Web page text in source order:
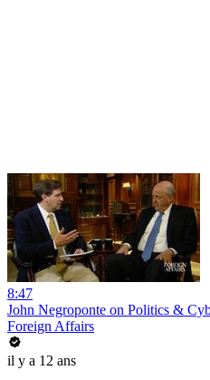
8:47
John Negroponte on Politics &
Foreign Affairs
il y a 12 ans